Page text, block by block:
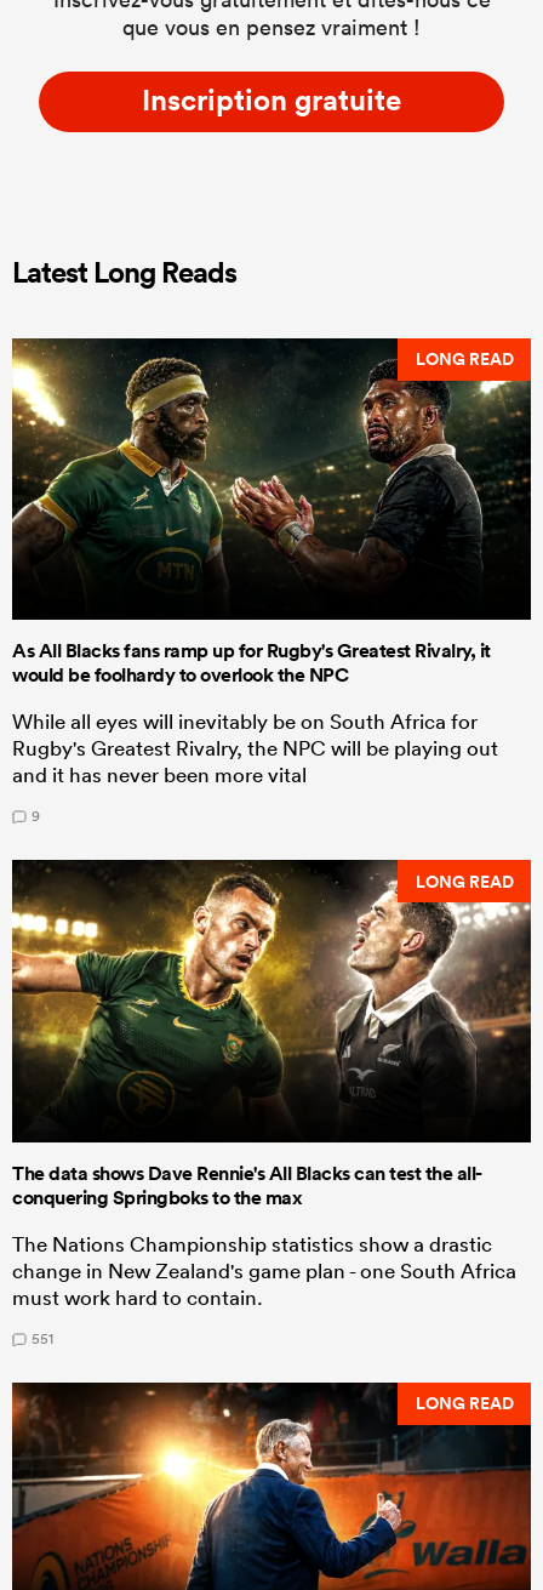
que vous en pensez vraiment !
Inscription gratuite
Latest Long Reads
LONG READ
As All Blacks fans ramp up for Rugby's Greatest Rivalry, it
would be foolhardy to overlook the NPC
While all eyes will inevitably be on South Africa for
Rugby's Greatest Rivalry, the NPC will be playing out
and it has never been more vital
9
LONG READ
The data shows Dave Rennie's All Blacks can test the all-
conquering Springboks to the max
The Nations Championship statistics show a drastic
change in New Zealand's game plan - one South Africa
must work hard to contain.
551
LONG READ